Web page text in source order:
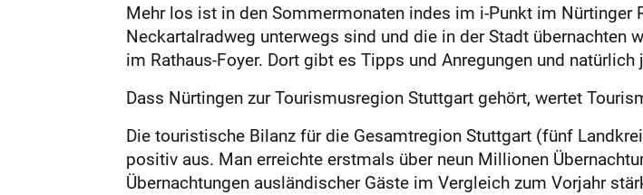
Mehr los ist in den Sommermonaten indes im i-Punkt im Nürtinger
Neckartalradweg unterwegs sind und die in der Stadt übernachten
im Rathaus-Foyer. Dort gibt es Tipps und Anregungen und
Dass Nürtingen zur Tourismusregion Stuttgart gehört, wertet
Die touristische Bilanz für die Gesamtregion Stuttgart (fünf
positiv aus. Man erreichte erstmals über neun Millionen
Übernachtungen ausländischer Gäste im Vergleich zum Vorjahr